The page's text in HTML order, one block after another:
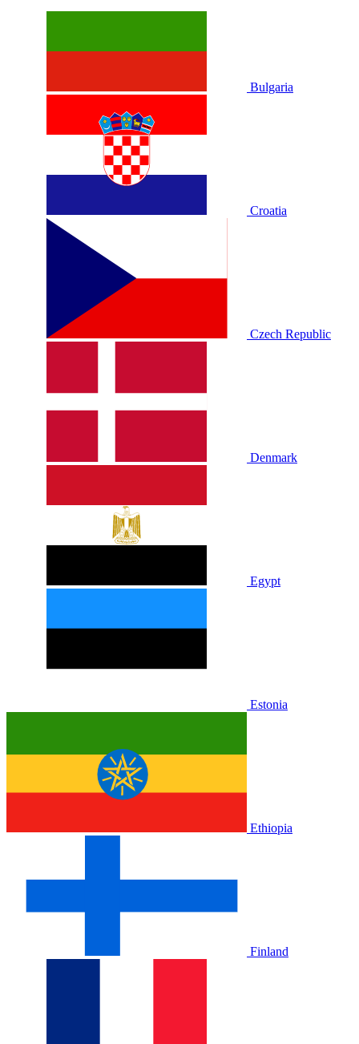
Bulgaria
Croatia
Czech Republic
Denmark
Egypt
Estonia
Ethiopia
Finland